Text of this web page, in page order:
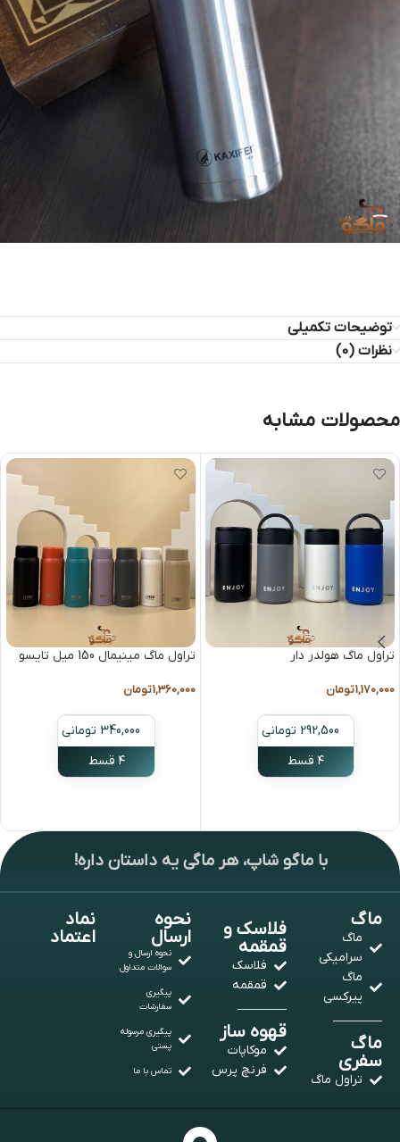
توضیحات تکمیلی
نظرات (0)
محصولات مشابه
تراول ماگ هولدر دار
1,170,000تومان
292,500 تومانی
۴ قسط
تراول ماگ مینیمال 150 میل تایسو
1,360,000تومان
340,000 تومانی
۴ قسط
با ماگو شاپ، هر ماگی یه داستان داره!
ماگ
ماگ
سرامیکی
ماگ
پیرکسی
ماگ
سفری
تراول ماگ
فلاسک و
قمقمه
فلاسک
قمقمه
قهوه ساز
موکاپات
فرنچ پرس
نحوه
ارسال
نحوه ارسال و
سوالات متداول
پیگیری
سفارشات
پیگیری مرسوله
پستی
تماس با ما
نماد
اعتماد